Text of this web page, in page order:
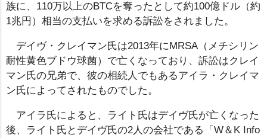
族に、110万以上のBTCを奪ったとして約100億ドル（約
1兆円）相当の支払いを求める訴訟をされました。
デイヴ・クレイマン氏は2013年にMRSA（メチシリン
耐性黄色ブドウ球菌）で亡くなっており、訴訟はクレイ
マン氏の兄弟で、彼の相続人でもあるアイラ・クレイマ
ン氏によってされたものでした。
アイラ氏によると、ライト氏はデイヴ氏が亡くなった
後、ライト氏とデイヴ氏の2人の会社である「W＆K Info